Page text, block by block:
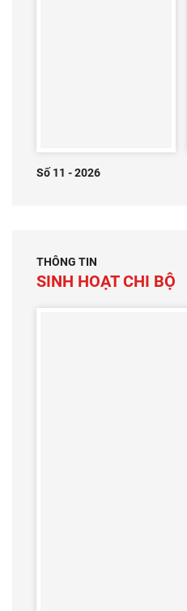
Số 11 - 2026
THÔNG TIN
SINH HOẠT CHI BỘ